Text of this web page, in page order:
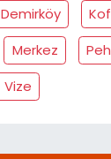
Demirköy
Merkez
Vize